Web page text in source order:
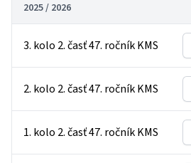
2025 / 2026
3. kolo 2. časť 47. ročník KMS
2. kolo 2. časť 47. ročník KMS
1. kolo 2. časť 47. ročník KMS